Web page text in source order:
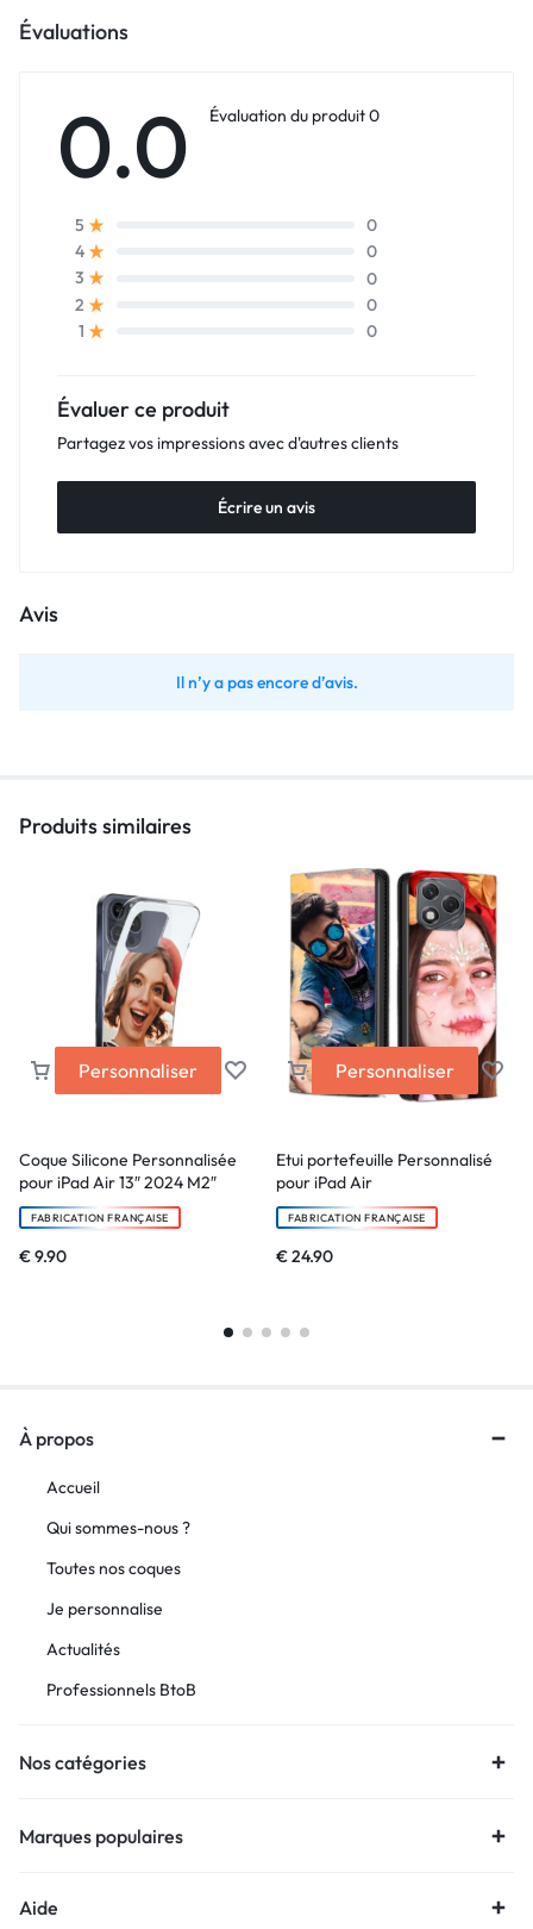
Évaluations
0.0 Évaluation du produit 0
5
0
4
0
3
0
2
0
1
0
Évaluer ce produit
Partagez vos impressions avec d'autres clients
Écrire un avis
Avis
Il n’y a pas encore d’avis.
Produits similaires
Personnaliser
Coque Silicone Personnalisée
pour iPad Air 13″ 2024 M2″
FABRICATION FRANÇAISE
€9.90
Personnaliser
Etui portefeuille Personnalisé
pour iPad Air
FABRICATION FRANÇAISE
€24.90
À propos
Accueil
Qui sommes-nous ?
Toutes nos coques
Je personnalise
Actualités
Professionnels BtoB
Nos catégories
Marques populaires
Aide